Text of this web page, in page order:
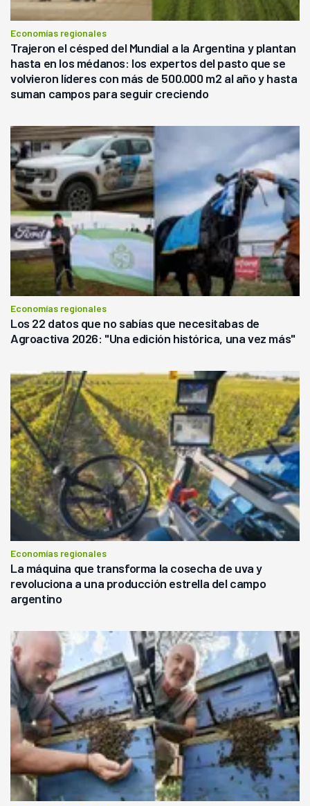
Economías regionales
Trajeron el césped del Mundial a la Argentina y plantan
hasta en los médanos: los expertos del pasto que se
volvieron líderes con más de 500.000 m2 al año y hasta
suman campos para seguir creciendo
Economías regionales
Los 22 datos que no sabías que necesitabas de
Agroactiva 2026: "Una edición histórica, una vez más"
Economías regionales
La máquina que transforma la cosecha de uva y
revoluciona a una producción estrella del campo
argentino